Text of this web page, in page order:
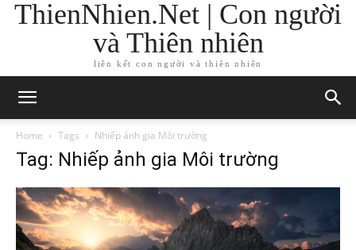
ThienNhien.Net | Con người
và Thiên nhiên
liên kết con người và thiên nhiên
Home Tags Nhiếp ảnh gia Môi trường
Tag: Nhiếp ảnh gia Môi trường